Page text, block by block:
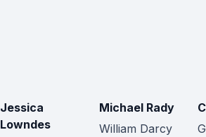
Jessica
Lowndes
Michael Rady
William Darcy